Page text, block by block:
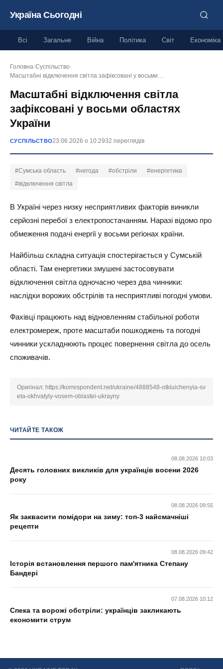
Україна Сьогодні
Всі Загальне Війна Політика Світ Економіка
Головна›Суспільство›
Масштабні відключення світла зафіксовані у восьми…
Масштабні відключення світла
зафіксовані у восьми областях
України
СУСПІЛЬСТВО23.06.2026 о 10:2932 переглядів
#Сумська область #негода #обстріли
#енергетика
#відключення світла
В Україні через низку несприятливих факторів виникли
серйозні перебої з електропостачанням. Наразі відомо про
обмеження подачі енергії у восьми регіонах країни.
Найбільш складна ситуація спостерігається у Сумській
області. Там енергетики змушені застосовувати
відключення світла одночасно через два чинники:
наслідки ворожих обстрілів та несприятливі погодні умови.
Фахівці працюють над відновленням стабільної роботи
електромереж, проте масштаби пошкоджень та погодні
чинники ускладнюють процес повернення світла до осель
споживачів.
Оригінал: https://korrespondent.net/ukraine/4888548-otkluichenyia-sv
eta-okhvatyly-vosem-oblastei-ukrayny
ЧИТАЙТЕ ТАКОЖ
08.08.2026 10:03
Десять головних викликів для українців восени 2026
року
08.08.2026 09:55
Як заквасити помідори на зиму: топ-3 найсмачніші
рецепти
08.08.2026 09:42
Історія встановлення першого пам'ятника Степану
Бандері
07.08.2026 10:12
Спека та ворожі обстріли: українців закликають
економити струм